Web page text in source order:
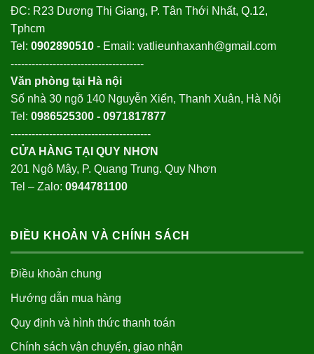
ĐC: R23 Dương Thị Giang, P. Tân Thới Nhất, Q.12,
Tphcm
Tel: 0902890510 - Email: vatlieunhaxanh@gmail.com
--------------------------------------
Văn phòng tại Hà nội
Số nhà 30 ngõ 140 Nguyễn Xiển, Thanh Xuân, Hà Nội
Tel: 0986525300 - 0971817877
----------------------------------------
CỬA HÀNG TẠI QUY NHƠN
201 Ngô Mây, P. Quang Trung. Quy Nhơn
Tel – Zalo: 0944781100
ĐIỀU KHOẢN VÀ CHÍNH SÁCH
Điều khoản chung
Hướng dẫn mua hàng
Quy định và hình thức thanh toán
Chính sách vận chuyển, giao nhận